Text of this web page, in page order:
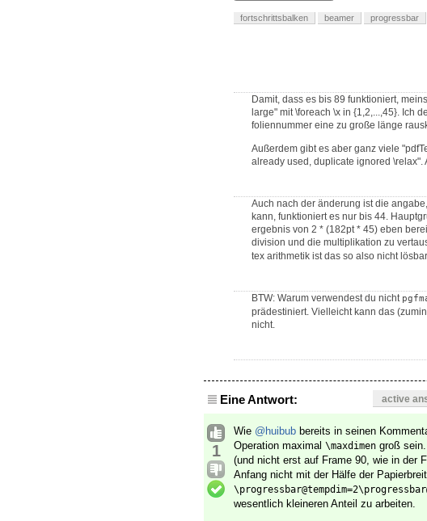
fortschrittsbalken beamer progressbar
Damit, dass es bis 89 funktioniert,
large" mit \foreach \x in {1,2,...,45}. Ich
foliennummer eine zu große länge
Außerdem gibt es aber ganz viele
already used, duplicate ignored \relax".
Auch nach der änderung ist die
kann, funktioniert es nur bis 44.
ergebnis von 2 * (182pt * 45) eben
division und die multiplikation zu
tex arithmetik ist das so also nicht
BTW: Warum verwendest du nicht
prädestiniert. Vielleicht kann das
nicht.
Eine Antwort: active
1
Wie @huibub bereits in seinen
Operation maximal \maxdimen groß sein.
(und nicht erst auf Frame 90, wie in der
Anfang nicht mit der Hälfe der
wesentlich kleineren Anteil zu arbeiten.